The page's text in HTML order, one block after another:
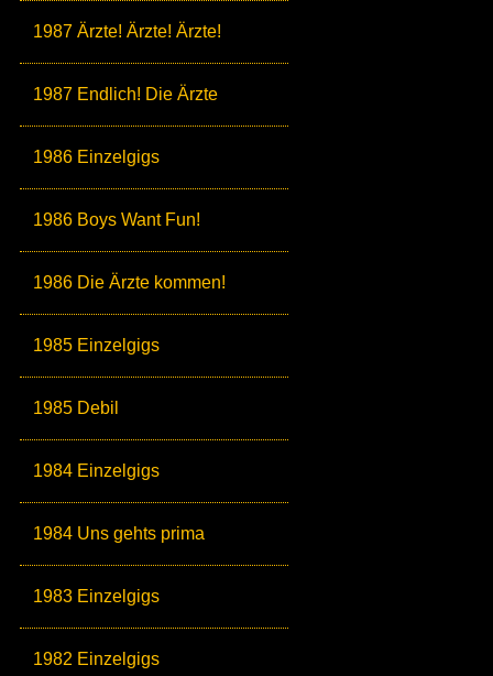
1987 Ärzte! Ärzte! Ärzte!
1987 Endlich! Die Ärzte
1986 Einzelgigs
1986 Boys Want Fun!
1986 Die Ärzte kommen!
1985 Einzelgigs
1985 Debil
1984 Einzelgigs
1984 Uns gehts prima
1983 Einzelgigs
1982 Einzelgigs